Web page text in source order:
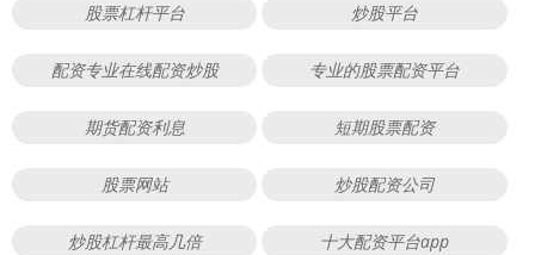
股票杠杆平台 炒股平台
配资专业在线配资炒股 专业的股票配资平台
期货配资利息 短期股票配资
股票网站 炒股配资公司
炒股杠杆最高几倍 十大配资平台app